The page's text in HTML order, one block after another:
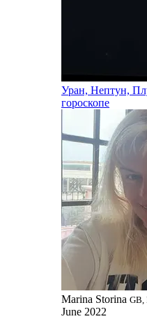
Уран, Нептун,
гороскопе
Marina Storina GB,
June 2022